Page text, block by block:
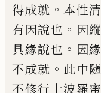
得成就 。本性
有因說也 。 因
具緣說也 。 因
不成就 。 此中
不修行十波羅